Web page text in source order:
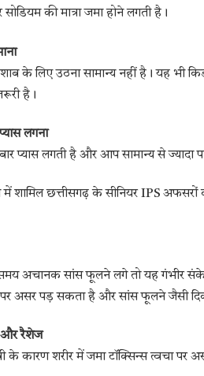
की मात्रा जमा होने लगती है।
के लिए उठना सामान्य नहीं है। यह
है।
लगना
प्यास लगती है और आप सामान्य से
छत्तीसगढ़ के सीनियर IPS अफसरों
अचानक सांस फूलने लगे तो यह गंभीर
असर पड़ सकता है और सांस फूलने जैसी
और रैशेज
के कारण शरीर में जमा टॉक्सिन्स त्वचा